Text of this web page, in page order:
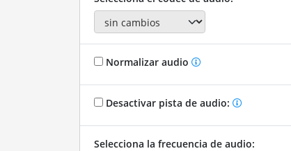
Normalizar audio
Desactivar pista de audio:
Selecciona la frecuencia de audio: